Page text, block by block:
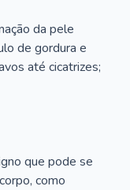
da pele
de gordura e
até cicatrizes;
que pode se
como